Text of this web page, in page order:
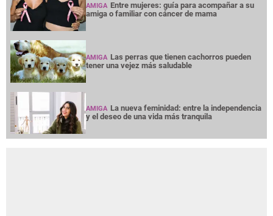
AMIGA Entre mujeres: guía para acompañar a su
amiga o familiar con cáncer de mama
AMIGA Las perras que tienen cachorros pueden
tener una vejez más saludable
AMIGA La nueva feminidad: entre la independencia
y el deseo de una vida más tranquila